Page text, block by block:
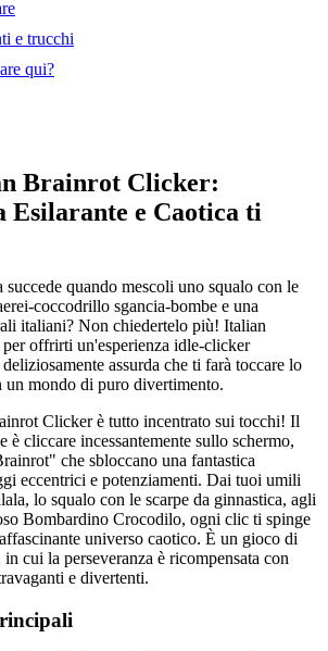
e trucchi
qui?
Brainrot Clicker:
Esilarante e Caotica ti
succede quando mescoli uno squalo con le
coccodrillo sgancia-bombe e una
italiani? Non chiedertelo più! Italian
offrirti un'esperienza idle-clicker
assurda che ti farà toccare lo
un mondo di puro divertimento.
Clicker è tutto incentrato sui tocchi! Il
cliccare incessantemente sullo schermo,
che sbloccano una fantastica
eccentrici e potenziamenti. Dai tuoi umili
lo squalo con le scarpe da ginnastica, agli
Bombardino Crocodilo, ogni clic ti spinge
universo caotico. È un gioco di
in cui la perseveranza è ricompensata con
e divertenti.